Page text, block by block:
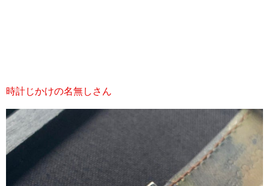
時計じかけの名無しさん